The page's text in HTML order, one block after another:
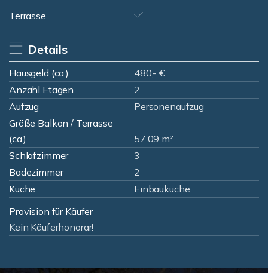
Terrasse
Details
Hausgeld (ca.)
480,- €
Anzahl Etagen
2
Aufzug
Personenaufzug
Größe Balkon / Terrasse
(ca.)
57,09 m²
Schlafzimmer
3
Badezimmer
2
Küche
Einbauküche
Provision für Käufer
Kein Käuferhonorar!